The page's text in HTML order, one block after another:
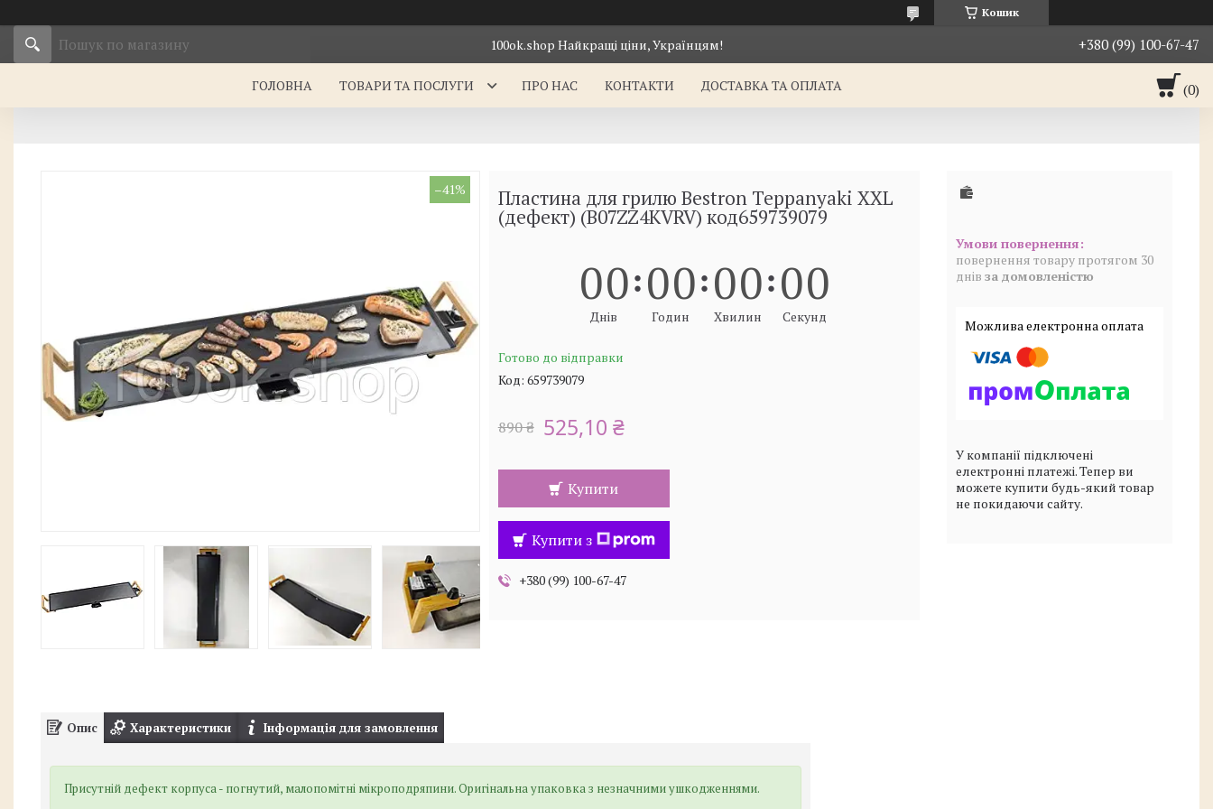
Кошик
100ok.shop Найкращі ціни, Українцям! +380 (99) 100-67-47
ГОЛОВНА ТОВАРИ ТА ПОСЛУГИ ПРО НАС КОНТАКТИ ДОСТАВКА ТА ОПЛАТА
–41% Пластина для грилю Bestron Teppanyaki XXL
(дефект) (B07ZZ4KVRV) код659739079
00
Днів
00
Годин
00
Хвилин
00
Секунд
Готово до відправки
Код: 659739079
890 ₴ 525,10 ₴
Купити
Купити з
+380 (99) 100-67-47
повернення товару протягом 30
днів за домовленістю
У компанії підключені
електронні платежі. Тепер ви
можете купити будь-який товар
не покидаючи сайту.
Опис Характеристики Інформація для замовлення
Присутній дефект корпуса - погнутий, малопомітні мікроподряпини. Оригінальна упаковка з незначними ушкодженнями.